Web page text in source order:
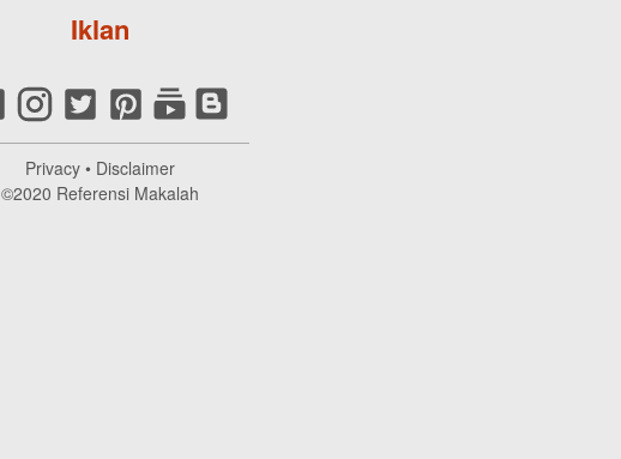
Iklan
Privacy• Disclaimer
©2020 Referensi Makalah